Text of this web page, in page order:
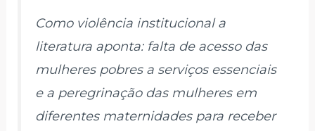
Como violência institucional a
literatura aponta: falta de acesso das
mulheres pobres a serviços essenciais
e a peregrinação das mulheres em
diferentes maternidades para receber